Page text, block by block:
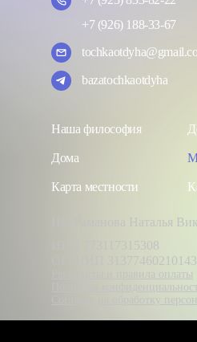
ИП Раманова Наталья
ИНН 773117315308
ОГРНИП
Реквизиты и правила оплаты
Политика
Согласие на обработку
+7 (926) 188-33-67
bazatochkaotdyha
Наша философия
Дома
Карта местности